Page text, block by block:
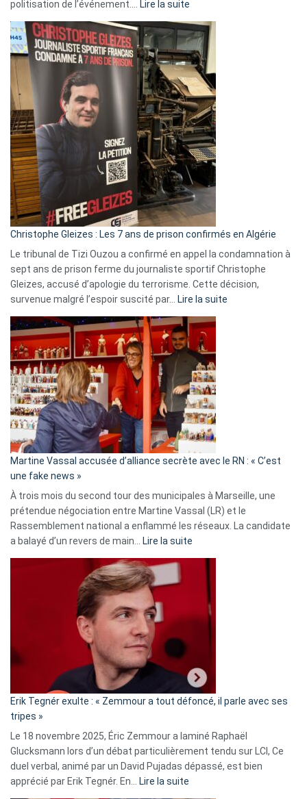
politisation de l’événement.… Lire la suite
Eurovision
2026
:
Pays-
Bas,
Espagne,
Irlande
et
Slovénie
rejettent
la
présence
d’Israël
Christophe Gleizes : Les 7 ans de prison confirmés en Algérie
Le tribunal de Tizi Ouzou a confirmé en appel la condamnation à
sept ans de prison ferme du journaliste sportif Christophe
Gleizes, accusé d’apologie du terrorisme. Cette décision,
survenue malgré l’espoir suscité par… Lire la suite
Algérie
Martine Vassal accusée d’alliance secrète avec le RN : « C’est
une fake news »
À trois mois du second tour des municipales à Marseille, une
prétendue négociation entre Martine Vassal (LR) et le
Rassemblement national a enflammé les réseaux. La candidate
a balayé d’un revers de main… Lire la suite
d’alliance
secrète
«
C’est
fake
news
»
Erik Tegnér exulte : « Zemmour a tout défoncé, il parle avec ses
tripes »
Le 18 novembre 2025, Éric Zemmour a laminé Raphaël
Glucksmann lors d’un débat particulièrement tendu sur LCI, Ce
duel verbal, animé par un David Pujadas dépassé, est bien
apprécié par Erik Tegnér. En… Lire la suite